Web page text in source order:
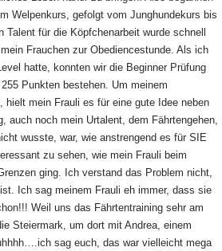
Welpenkurs, gefolgt vom Junghundekurs bis
Talent für die Köpfchenarbeit wurde schnell
Frauchen zur Obediencestunde. Als ich
hatte, konnten wir die Beginner Prüfung
Punkten bestehen. Um meinem
hielt mein Frauli es für eine gute Idee neben
auch noch mein Urtalent, dem Fährtengehen,
wusste, war, wie anstrengend es für SIE
zu sehen, wie mein Frauli beim
ging. Ich verstand das Problem nicht,
Ich sag meinem Frauli eh immer, dass sie
Weil uns das Fährtentraining sehr am
Steiermark, um dort mit Andrea, einem
sag euch, das war vielleicht mega